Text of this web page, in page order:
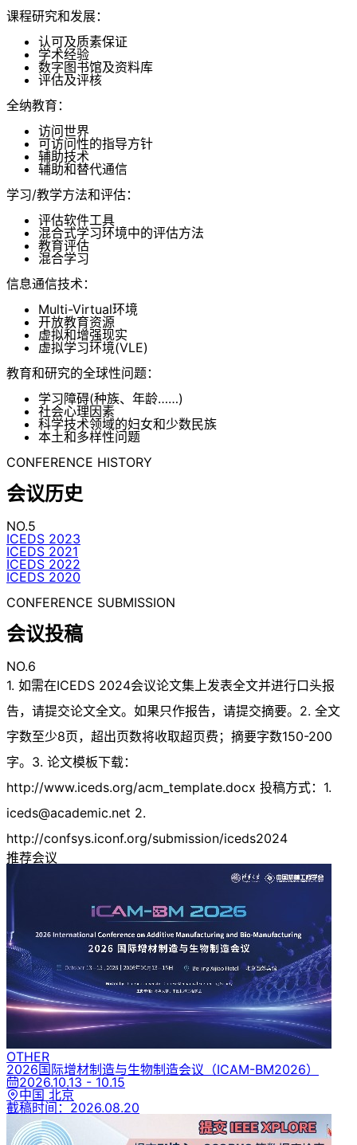
课程研究和发展：
认可及质素保证
学术经验
数字图书馆及资料库
评估及评核
全纳教育：
访问世界
可访问性的指导方针
辅助技术
辅助和替代通信
学习/教学方法和评估：
评估软件工具
混合式学习环境中的评估方法
教育评估
混合学习
信息通信技术：
Multi-Virtual环境
开放教育资源
虚拟和增强现实
虚拟学习环境(VLE)
教育和研究的全球性问题：
学习障碍(种族、年龄……)
社会心理因素
科学技术领域的妇女和少数民族
本土和多样性问题
CONFERENCE HISTORY
会议历史
NO.5
ICEDS 2023
ICEDS 2021
ICEDS 2022
ICEDS 2020
CONFERENCE SUBMISSION
会议投稿
NO.6
1. 如需在ICEDS 2024会议论文集上发表全文并进行口头报
告，请提交论文全文。如果只作报告，请提交摘要。2. 全文
字数至少8页，超出页数将收取超页费；摘要字数150-200
字。3. 论文模板下载：
http://www.iceds.org/acm_template.docx 投稿方式：1.
iceds@academic.net 2.
http://confsys.iconf.org/submission/iceds2024
推荐会议
OTHER
2026国际增材制造与生物制造会议 （ICAM-BM2026）
2026.10.13 - 10.15
中国 北京
截稿时间： 2026.08.20